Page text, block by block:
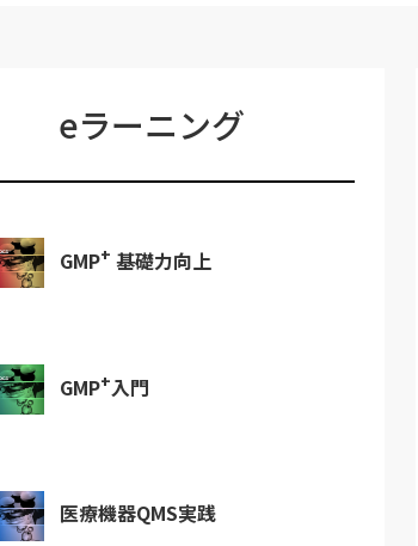
eラーニング
GMP+ 基礎力向上
GMP+入門
医療機器QMS実践